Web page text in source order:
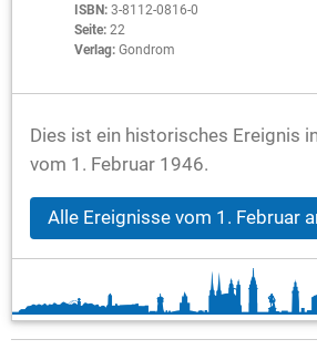
ISBN: 3-8112-0816-0
Seite: 22
Verlag: Gondrom
Dies ist ein historisches Ereignis
vom 1. Februar 1946.
Alle Ereignisse vom 1. Februar